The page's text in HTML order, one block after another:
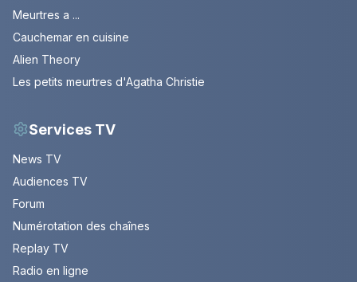
Meurtres a ...
Cauchemar en cuisine
Alien Theory
Les petits meurtres d'Agatha Christie
Services TV
News TV
Audiences TV
Forum
Numérotation des chaînes
Replay TV
Radio en ligne